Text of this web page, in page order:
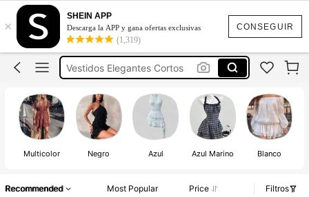
CONSEGUIR
×
SHEIN APP
Descarga la APP y gana ofertas exclusivas
(1,319)
Vestidos Cortos
Vestidos
Vestidos Elegantes Cortos
Vestidos Casuales
Vestidos Cortos
Vestidos
Multicolor Negro Azul Azul Marino Blanco
Recommended Most Popular Price
Filtros